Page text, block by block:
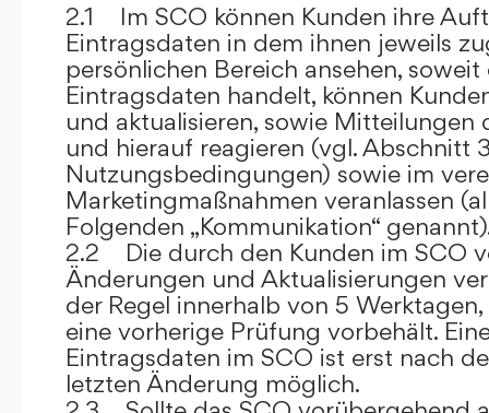
2.1 Im SCO können Kunden ihre
Eintragsdaten in dem ihnen jeweils
persönlichen Bereich ansehen,
Eintragsdaten handelt, können
und aktualisieren, sowie Mitteilungen
und hierauf reagieren (vgl. Abschnitt
Nutzungsbedingungen) sowie im
Marketingmaßnahmen veranlassen
Folgenden „Kommunikation“
2.2 Die durch den Kunden im SCO
Änderungen und Aktualisierungen
der Regel innerhalb von 5
eine vorherige Prüfung vorbehält.
Eintragsdaten im SCO ist erst nach
letzten Änderung möglich.